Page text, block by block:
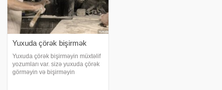
Yuxuda çörək bişirmək
Yuxuda çörək bişirməyin müxtəlif
yozumları var. sizə yuxuda çörək
görməyin və bişirməyin